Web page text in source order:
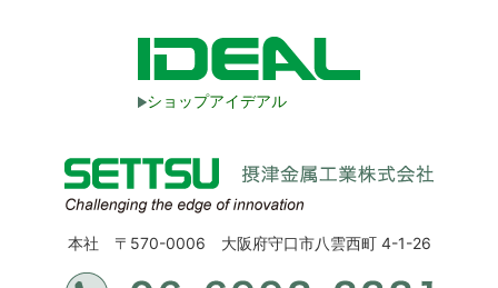
ショップアイデアル
本社 〒570-0006 大阪府守口市八雲西町 4-1-26